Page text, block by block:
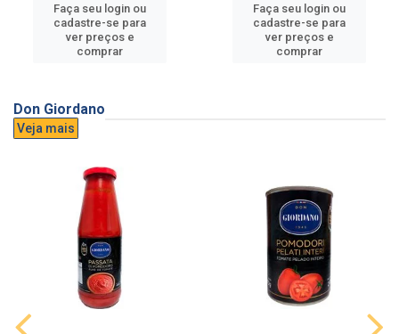
Faça seu login ou
cadastre-se para
ver preços e
comprar
Faça seu login ou
cadastre-se para
ver preços e
comprar
Don Giordano
Veja mais